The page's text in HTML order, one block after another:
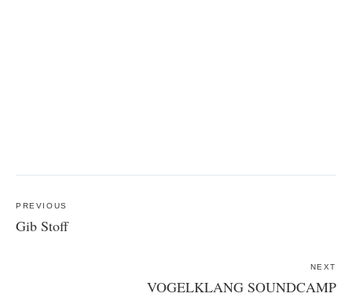
navigation
PREVIOUS
Gib Stoff
NEXT
VOGELKLANG SOUNDCAMP